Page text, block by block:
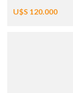
U$S 120.000